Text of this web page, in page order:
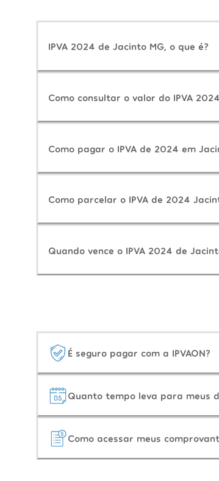
IPVA 2024 de Jacinto MG, o que é?
Como consultar o valor do IPVA
Como pagar o IPVA de 2024 em
Como parcelar o IPVA de 2024
Quando vence o IPVA 2024 de
É seguro pagar com a IPVAON?
Quanto tempo leva para meus
Como acessar meus